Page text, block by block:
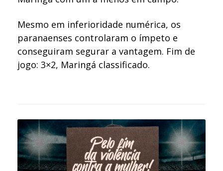
Mesmo em inferioridade numérica, os
paranaenses controlaram o ímpeto e
conseguiram segurar a vantagem. Fim de
jogo: 3×2, Maringá classificado.